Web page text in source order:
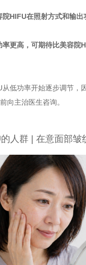
HIFU在照射方式和输出
率更高，可期待比美容院
从低功率开始逐步调节，
向主治医生咨询。
人群 | 在意面部皱